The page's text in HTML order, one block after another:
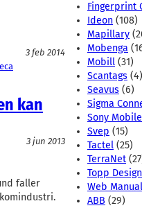
3 feb 2014
kan
3 jun 2013
faller
Fingerprint
Ideon (108)
Mapillary
Mobenga
Mobill (31)
Scantags (4)
Seavus (6)
Sigma
Sony Mobile
Svep (15)
Tactel (25)
TerraNet
Topp Design
Web
ABB (29)